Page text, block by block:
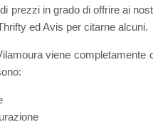
prezzi in grado di offrire ai
ed Avis per citarne alcuni.
viene